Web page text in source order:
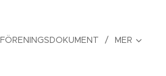
FÖRENINGSDOKUMENT MER